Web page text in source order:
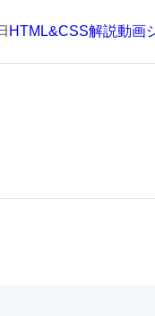
HTML&CSS解説動画